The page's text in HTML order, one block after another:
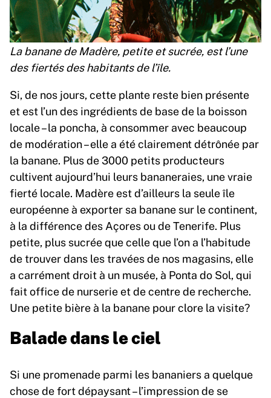
La banane de Madère, petite et sucrée, est l’une
des fiertés des habitants de l’île.
Si, de nos jours, cette plante reste bien présente
et est l’un des ingrédients de base de la boisson
locale – la poncha, à consommer avec beaucoup
de modération – elle a été clairement détrônée par
la banane. Plus de 3000 petits producteurs
cultivent aujourd’hui leurs bananeraies, une vraie
fierté locale. Madère est d’ailleurs la seule île
européenne à exporter sa banane sur le continent,
à la différence des Açores ou de Tenerife. Plus
petite, plus sucrée que celle que l’on a l’habitude
de trouver dans les travées de nos magasins, elle
a carrément droit à un musée, à Ponta do Sol, qui
fait office de nurserie et de centre de recherche.
Une petite bière à la banane pour clore la visite?
Balade dans le ciel
Si une promenade parmi les bananiers a quelque
chose de fort dépaysant – l’impression de se